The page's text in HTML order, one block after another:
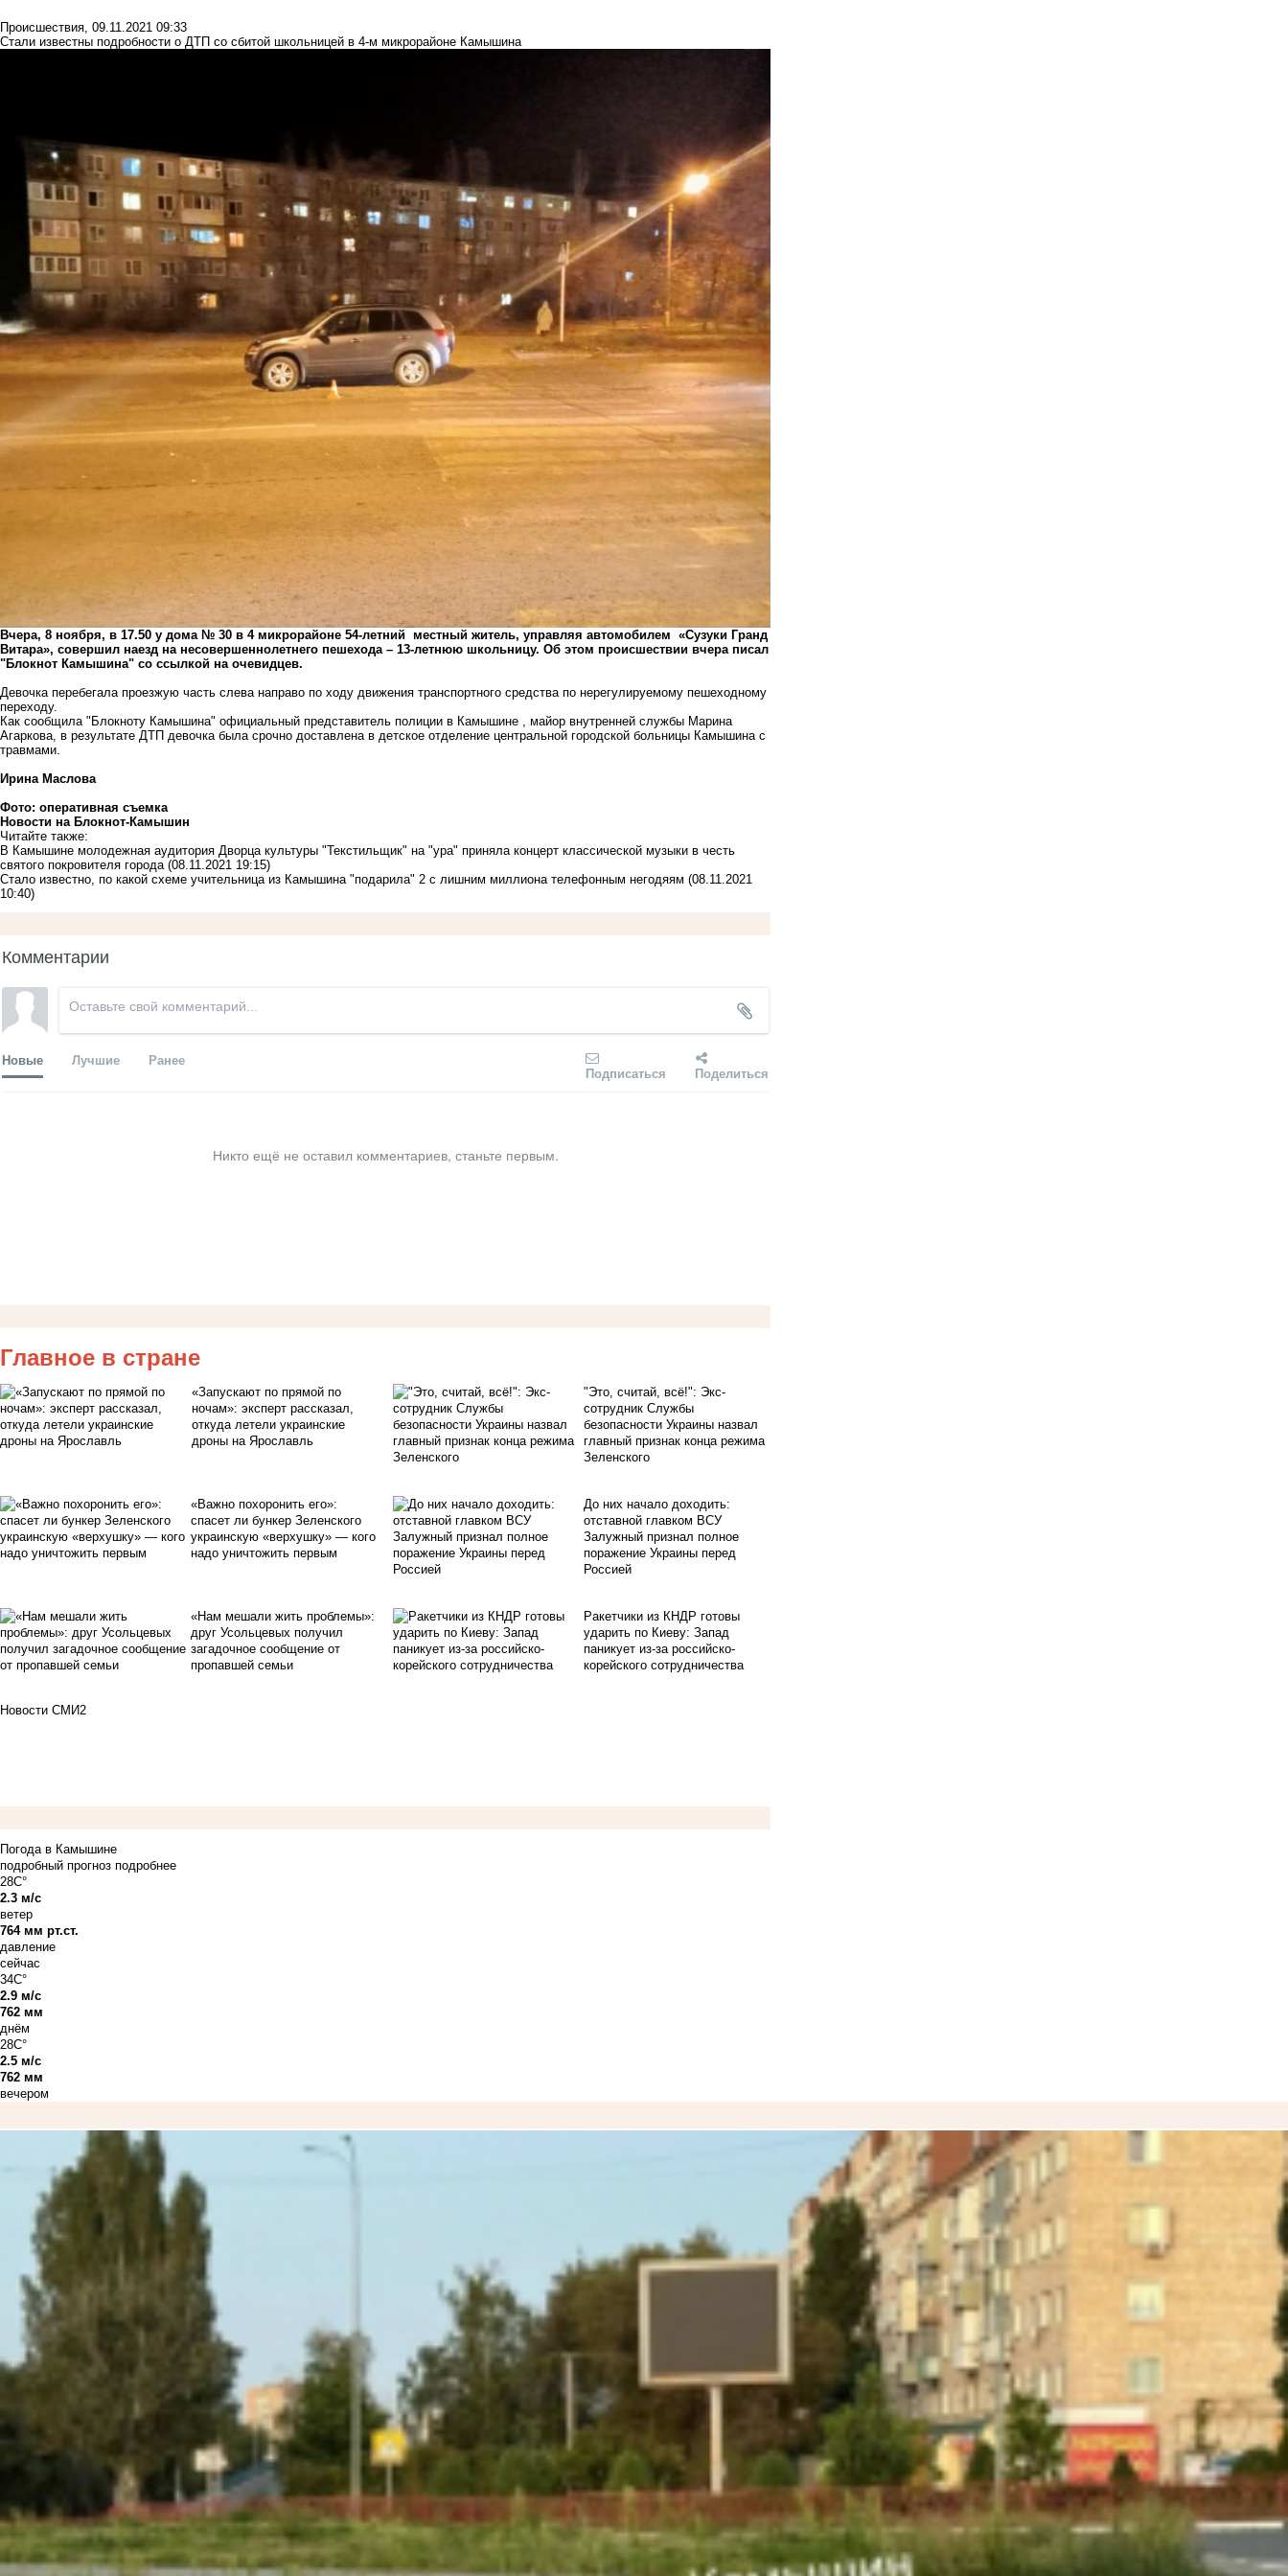
Происшествия, 09.11.2021 09:33
Стали известны подробности о ДТП со сбитой школьницей в 4-м микрорайоне Камышина
Вчера, 8 ноября, в 17.50 у дома № 30 в 4 микрорайоне 54-летний местный житель, управляя автомобилем «Сузуки Гранд
Витара», совершил наезд на несовершеннолетнего пешехода – 13-летнюю школьницу. Об этом происшествии вчера писал
"Блокнот Камышина" со ссылкой на очевидцев.
Девочка перебегала проезжую часть слева направо по ходу движения транспортного средства по нерегулируемому пешеходному
переходу.
Как сообщила "Блокноту Камышина" официальный представитель полиции в Камышине , майор внутренней службы Марина
Агаркова, в результате ДТП девочка была срочно доставлена в детское отделение центральной городской больницы Камышина с
травмами.
Ирина Маслова
Фото: оперативная съемка
Новости на Блoкнoт-Камышин
Читайте также:
В Камышине молодежная аудитория Дворца культуры "Текстильщик" на "ура" приняла концерт классической музыки в честь
святого покровителя города (08.11.2021 19:15)
Стало известно, по какой схеме учительница из Камышина "подарила" 2 с лишним миллиона телефонным негодяям (08.11.2021
10:40)
Комментарии
Новые Лучшие Ранее
Подписаться Поделиться
Никто ещё не оставил комментариев, станьте первым.
Главное в стране
«Запускают по прямой по
ночам»: эксперт рассказал,
откуда летели украинские
дроны на Ярославль
"Это, считай, всё!": Экс-
сотрудник Службы
безопасности Украины назвал
главный признак конца режима
Зеленского
«Важно похоронить его»:
спасет ли бункер Зеленского
украинскую «верхушку» — кого
надо уничтожить первым
До них начало доходить:
отставной главком ВСУ
Залужный признал полное
поражение Украины перед
Россией
«Нам мешали жить проблемы»:
друг Усольцевых получил
загадочное сообщение от
пропавшей семьи
Ракетчики из КНДР готовы
ударить по Киеву: Запад
паникует из-за российско-
корейского сотрудничества
Новости СМИ2
Погода в Камышине
подробный прогноз подробнее
28C°
2.3 м/с
ветер
764 мм рт.ст.
давление
сейчас
34C°
2.9 м/с
762 мм
днём
28C°
2.5 м/с
762 мм
вечером